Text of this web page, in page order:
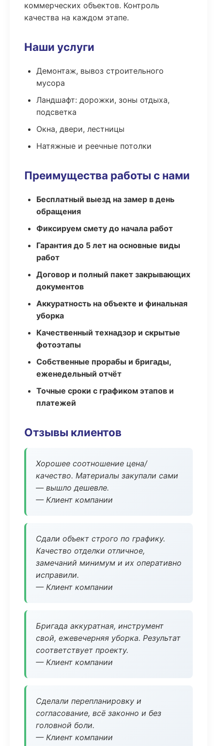
коммерческих объектов. Контроль
качества на каждом этапе.
Наши услуги
Демонтаж, вывоз строительного
мусора
Ландшафт: дорожки, зоны отдыха,
подсветка
Окна, двери, лестницы
Натяжные и реечные потолки
Преимущества работы с нами
Бесплатный выезд на замер в день
обращения
Фиксируем смету до начала работ
Гарантия до 5 лет на основные виды
работ
Договор и полный пакет закрывающих
документов
Аккуратность на объекте и финальная
уборка
Качественный технадзор и скрытые
фотоэтапы
Собственные прорабы и бригады,
еженедельный отчёт
Точные сроки с графиком этапов и
платежей
Отзывы клиентов
Хорошее соотношение цена/
качество. Материалы закупали сами
— вышло дешевле.
— Клиент компании
Сдали объект строго по графику.
Качество отделки отличное,
замечаний минимум и их оперативно
исправили.
— Клиент компании
Бригада аккуратная, инструмент
свой, ежевечерняя уборка. Результат
соответствует проекту.
— Клиент компании
Сделали перепланировку и
согласование, всё законно и без
головной боли.
— Клиент компании